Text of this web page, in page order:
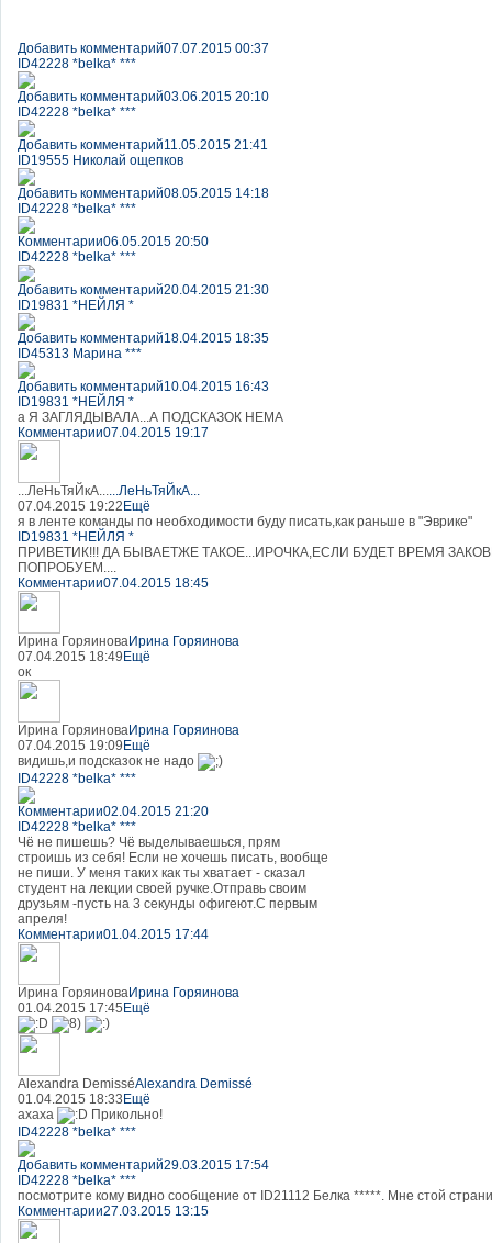
Добавить комментарий07.07.2015 00:37
ID42228 *belka* ***
Добавить комментарий03.06.2015 20:10
ID42228 *belka* ***
Добавить комментарий11.05.2015 21:41
ID19555 Николай ощепков
Добавить комментарий08.05.2015 14:18
ID42228 *belka* ***
Комментарии06.05.2015 20:50
ID42228 *belka* ***
Добавить комментарий20.04.2015 21:30
ID19831 *НЕЙЛЯ *
Добавить комментарий18.04.2015 18:35
ID45313 Марина ***
Добавить комментарий10.04.2015 16:43
ID19831 *НЕЙЛЯ *
а Я ЗАГЛЯДЫВАЛА...А ПОДСКАЗОК НЕМА
Комментарии07.04.2015 19:17
...ЛеНьТяЙкА......ЛеНьТяЙкА...
07.04.2015 19:22 Ещё
я в ленте команды по необходимости буду писать,как раньше в "Эврике"
ID19831 *НЕЙЛЯ *
ПРИВЕТИК!!! ДА БЫВАЕТЖЕ ТАКОЕ...ИРОЧКА,ЕСЛИ БУДЕТ ВРЕМЯ
ПОПРОБУЕМ....
Комментарии07.04.2015 18:45
Ирина ГоряиноваИрина Горяинова
07.04.2015 18:49 Ещё
ок
Ирина ГоряиноваИрина Горяинова
07.04.2015 19:09 Ещё
видишь,и подсказок не надо
ID42228 *belka* ***
Комментарии02.04.2015 21:20
ID42228 *belka* ***
Чё не пишешь? Чё выделываешься, прям
строишь из себя! Если не хочешь писать, вообще
не пиши. У меня таких как ты хватает - сказал
студент на лекции своей ручке.Отправь своим
друзьям -пусть на 3 секунды офигеют.С первым
апреля!
Комментарии01.04.2015 17:44
Ирина ГоряиноваИрина Горяинова
01.04.2015 17:45 Ещё
Alexandra DemisséAlexandra Demissé
01.04.2015 18:33 Ещё
ахаха
Прикольно!
ID42228 *belka* ***
Добавить комментарий29.03.2015 17:54
ID42228 *belka* ***
посмотрите кому видно сообщение от ID21112 Белка *****. Мне стой
Комментарии27.03.2015 13:15